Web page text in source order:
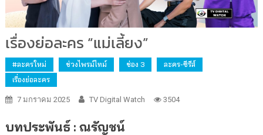
เรื่องย่อละคร “แม่เลี้ยง”
#ละครใหม่ ช่วงไพรม์ไทม์ ช่อง 3
ละคร-ซีรีส์
เรื่องย่อละคร
7 มกราคม 2025 TV Digital Watch 3504
บทประพันธ์ : ณรัญชน์